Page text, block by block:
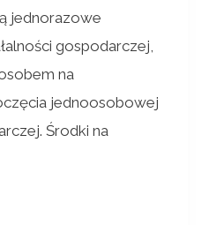
jednorazowe
gospodarczej,
na
jednoosobowej
Środki na